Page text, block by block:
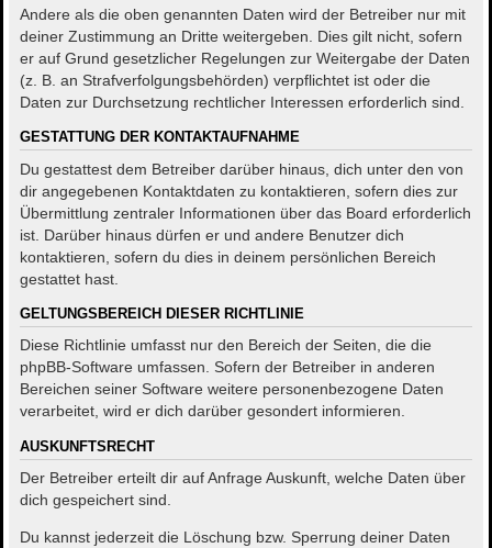
Andere als die oben genannten Daten wird der Betreiber nur mit
deiner Zustimmung an Dritte weitergeben. Dies gilt nicht, sofern
er auf Grund gesetzlicher Regelungen zur Weitergabe der Daten
(z. B. an Strafverfolgungsbehörden) verpflichtet ist oder die
Daten zur Durchsetzung rechtlicher Interessen erforderlich sind.
GESTATTUNG DER KONTAKTAUFNAHME
Du gestattest dem Betreiber darüber hinaus, dich unter den von
dir angegebenen Kontaktdaten zu kontaktieren, sofern dies zur
Übermittlung zentraler Informationen über das Board erforderlich
ist. Darüber hinaus dürfen er und andere Benutzer dich
kontaktieren, sofern du dies in deinem persönlichen Bereich
gestattet hast.
GELTUNGSBEREICH DIESER RICHTLINIE
Diese Richtlinie umfasst nur den Bereich der Seiten, die die
phpBB-Software umfassen. Sofern der Betreiber in anderen
Bereichen seiner Software weitere personenbezogene Daten
verarbeitet, wird er dich darüber gesondert informieren.
AUSKUNFTSRECHT
Der Betreiber erteilt dir auf Anfrage Auskunft, welche Daten über
dich gespeichert sind.
Du kannst jederzeit die Löschung bzw. Sperrung deiner Daten